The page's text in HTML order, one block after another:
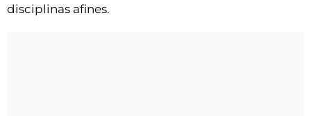
disciplinas afines.